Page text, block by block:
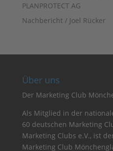
PLANPROTECT AG
Nachbericht / Joel Rücker
Über uns
Der Marketing Club
Als Mitglied in der
60 deutschen Marketing
Marketing Clubs e.V., ist
Marketing Club